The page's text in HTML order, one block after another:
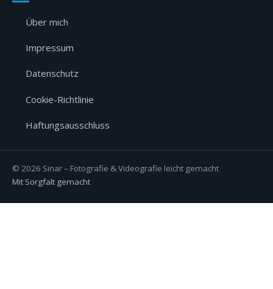
Über mich
Impressum
Datenschutz
Cookie-Richtlinie
Haftungsausschluss
© 2026 Sinar – Fotografie & Videografie leicht gemacht
Mit Sorgfalt gemacht